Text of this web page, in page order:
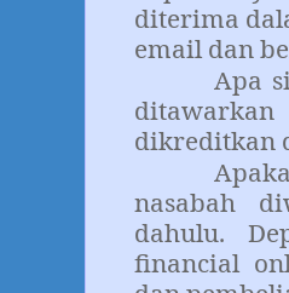
diterima
email dan
Apa
dikreditkan
nasabah
dahulu.
financial